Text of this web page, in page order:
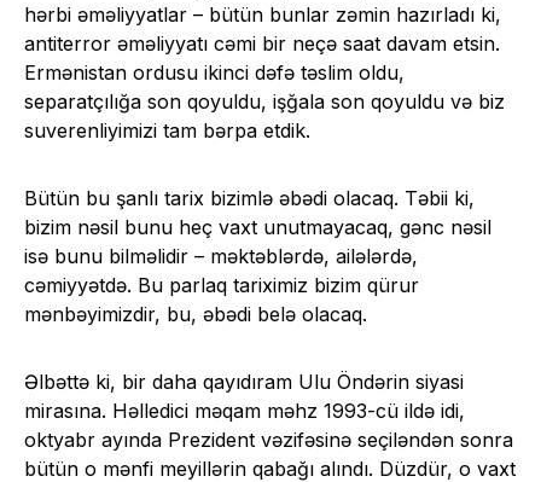
hərbi əməliyyatlar – bütün bunlar zəmin hazırladı ki,
antiterror əməliyyatı cəmi bir neçə saat davam etsin.
Ermənistan ordusu ikinci dəfə təslim oldu,
separatçılığa son qoyuldu, işğala son qoyuldu və biz
suverenliyimizi tam bərpa etdik.
Bütün bu şanlı tarix bizimlə əbədi olacaq. Təbii ki,
bizim nəsil bunu heç vaxt unutmayacaq, gənc nəsil
isə bunu bilməlidir – məktəblərdə, ailələrdə,
cəmiyyətdə. Bu parlaq tariximiz bizim qürur
mənbəyimizdir, bu, əbədi belə olacaq.
Əlbəttə ki, bir daha qayıdıram Ulu Öndərin siyasi
mirasına. Həlledici məqam məhz 1993-cü ildə idi,
oktyabr ayında Prezident vəzifəsinə seçiləndən sonra
bütün o mənfi meyillərin qabağı alındı. Düzdür, o vaxt